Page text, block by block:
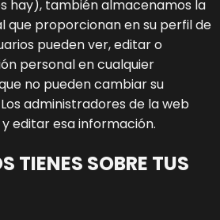
hay), también almacenamos la
que proporcionan en su perfil de
pueden ver, editar o
personal en cualquier
no pueden cambiar su
administradores de la web
editar esa información.
TIENES SOBRE TUS